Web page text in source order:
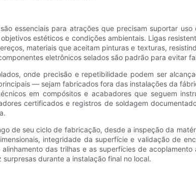
essenciais para atrações que precisam suportar
estéticos e condições ambientais. Ligas
materiais que aceitam pinturas e texturas,
eletrônicos selados são padrão para evitar
onde precisão e repetibilidade podem ser
— sejam fabricados fora das instalações da
em compósitos e acabadores que seguem
certificados e registros de soldagem
de seu ciclo de fabricação, desde a inspeção da
integridade da superfície e validação de
das trilhas e as superfícies de
durante a instalação final no local.